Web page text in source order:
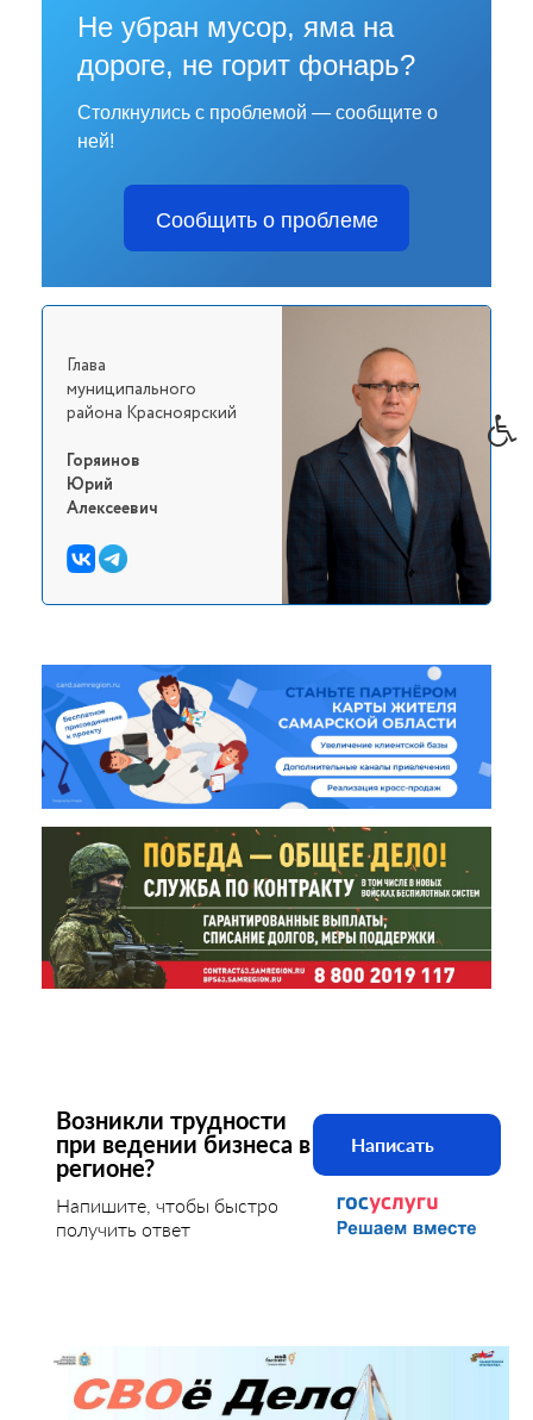
Не убран мусор, яма на
дороге, не горит фонарь?
Столкнулись с проблемой — сообщите о
ней!
Сообщить о проблеме
Глава
муниципального
района Красноярский
Горяинов
Юрий
Алексеевич
Возникли трудности
при ведении бизнеса в
регионе?
Напишите, чтобы быстро
получить ответ
Написать